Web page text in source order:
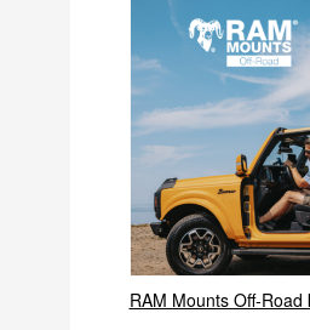
RAM Mounts Off-Road